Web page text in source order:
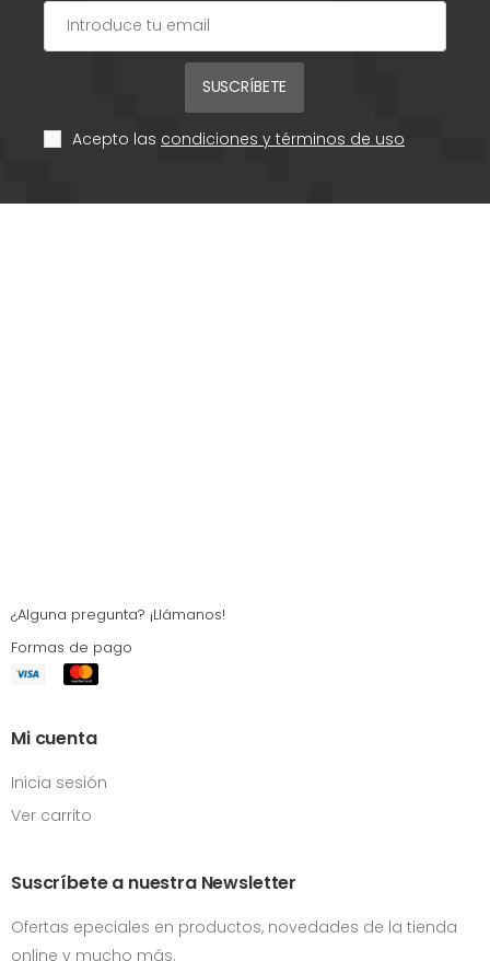
SUSCRÍBETE
Acepto las condiciones y términos de uso
¿Alguna pregunta? ¡Llámanos!
Formas de pago
Mi cuenta
Inicia sesión
Ver carrito
Suscríbete a nuestra Newsletter
Ofertas epeciales en productos, novedades de la tienda
online y mucho más.